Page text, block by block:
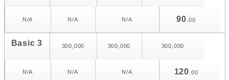
N/A N/A N/A 90 .00
Basic 3 300,000 300,000 300,000
N/A N/A N/A 120 .00